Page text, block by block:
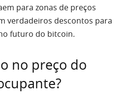
para zonas de preços
verdadeiros descontos para
futuro do bitcoin.
no preço do